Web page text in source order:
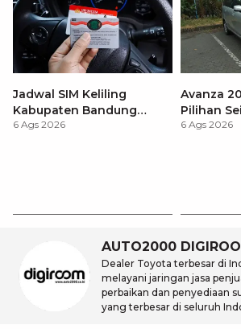
Jadwal SIM Keliling
Kabupaten Bandung
Terbaru 2026 dan
6 Ags 2026
Avanza
Pilihan
Harga
6 Ags 2026
AUTO2000
Dealer Toyota terbesar di
melayani jaringan jasa
perbaikan dan penyediaan
yang terbesar di seluruh